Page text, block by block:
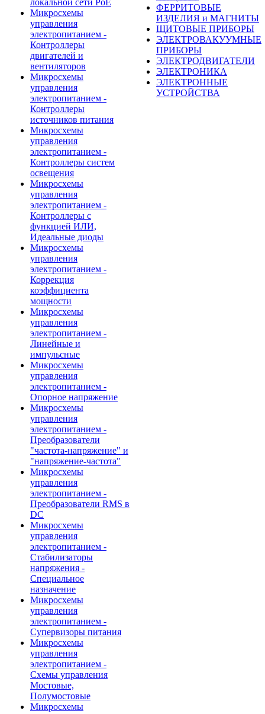
локальной сети PoE
Микросхемы
управления
электропитанием -
Контроллеры
двигателей и
вентиляторов
Микросхемы
управления
электропитанием -
Контроллеры
источников питания
Микросхемы
управления
электропитанием -
Контроллеры систем
освещения
Микросхемы
управления
электропитанием -
Контроллеры с
функцией ИЛИ,
Идеальные диоды
Микросхемы
управления
электропитанием -
Коррекция
коэффициента
мощности
Микросхемы
управления
электропитанием -
Линейные и
импульсные
Микросхемы
управления
электропитанием -
Опорное напряжение
Микросхемы
управления
электропитанием -
Преобразователи
"частота-напряжение" и
"напряжение-частота"
Микросхемы
управления
электропитанием -
Преобразователи RMS в
DC
Микросхемы
управления
электропитанием -
Стабилизаторы
напряжения -
Специальное
назначение
Микросхемы
управления
электропитанием -
Супервизоры питания
Микросхемы
управления
электропитанием -
Схемы управления
Мостовые,
Полумостовые
Микросхемы
ФЕРРИТОВЫЕ
ИЗДЕЛИЯ и МАГНИТЫ
ЩИТОВЫЕ ПРИБОРЫ
ЭЛЕКТРОВАКУУМНЫЕ
ПРИБОРЫ
ЭЛЕКТРОДВИГАТЕЛИ
ЭЛЕКТРОНИКА
ЭЛЕКТРОННЫЕ
УСТРОЙСТВА